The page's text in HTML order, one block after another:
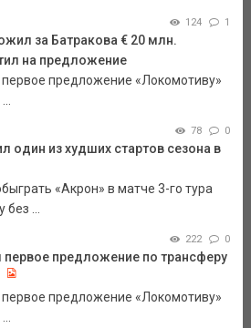
124 1
за Батракова € 20 млн.
на предложение
первое предложение «Локомотиву»
78 0
один из худших стартов сезона в
«Акрон» в матче 3-го тура
...
222 0
первое предложение по трансферу
первое предложение «Локомотиву»